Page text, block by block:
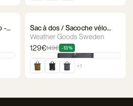
-
Sac à dos / Sacoche vélo
Weather Goods Sweden -
City BikePack
Weather Goods Sweden
129€149€ -13%
+ 1